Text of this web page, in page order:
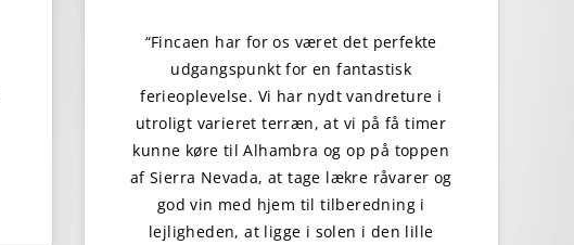
“Fincaen har for os været det perfekte
udgangspunkt for en fantastisk
ferieoplevelse. Vi har nydt vandreture i
utroligt varieret terræn, at vi på få timer
kunne køre til Alhambra og op på toppen
af Sierra Nevada, at tage lækre råvarer og
god vin med hjem til tilberedning i
lejligheden, at ligge i solen i den lille